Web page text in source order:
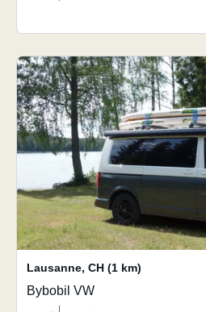
Lausanne, CH (1 km)
Bybobil VW